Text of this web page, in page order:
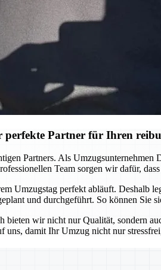
Partner für Ihren
Partners. Als
Team sorgen wir dafür,
Umzugstag perfekt abläuft. Deshalb
und durchgeführt. So können Sie
wir nicht nur Qualität, sondern
uns, damit Ihr Umzug nicht nur